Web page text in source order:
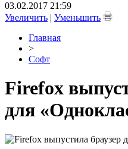
03.02.2017 21:59
Увеличить | Уменьшить
Главная
>
Софт
Firefox
для